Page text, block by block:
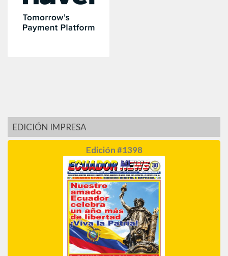
EDICIÓN IMPRESA
Edición #1398